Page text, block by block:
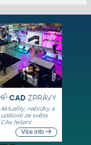
CADZPRÁVY
Aktuality, nabídky a
události ze světa
CAx řešení
Více info